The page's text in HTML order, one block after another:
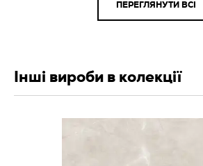
ПЕРЕГЛЯНУТИ ВСІ
Інші вироби в колекції